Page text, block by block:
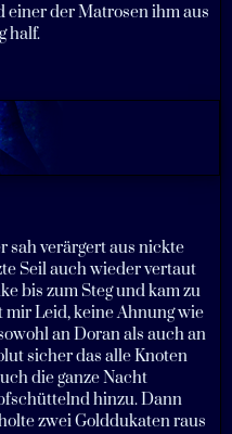
einer der Matrosen ihm aus
half.
sah verärgert aus nickte
Seil auch wieder vertaut
bis zum Steg und kam zu
mir Leid, keine Ahnung wie
an Doran als auch an
sicher das alle Knoten
die ganze Nacht
hinzu. Dann
zwei Golddukaten raus